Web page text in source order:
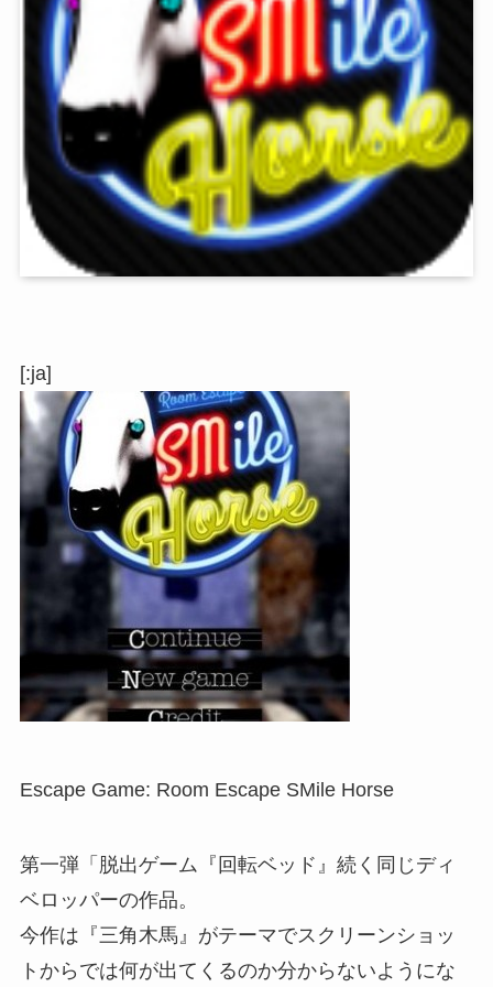
[:ja]
Escape Game: Room Escape SMile Horse
第一弾「脱出ゲーム『回転ベッド』続く同じディ
ベロッパーの作品。
今作は『三角木馬』がテーマでスクリーンショッ
トからでは何が出てくるのか分からないようにな